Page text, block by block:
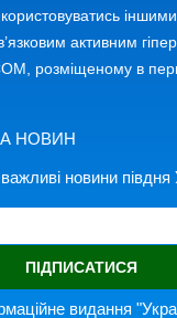
активним
розміщеному в
НОВИН
новини півдня
ПІДПИСАТИСЯ
видання